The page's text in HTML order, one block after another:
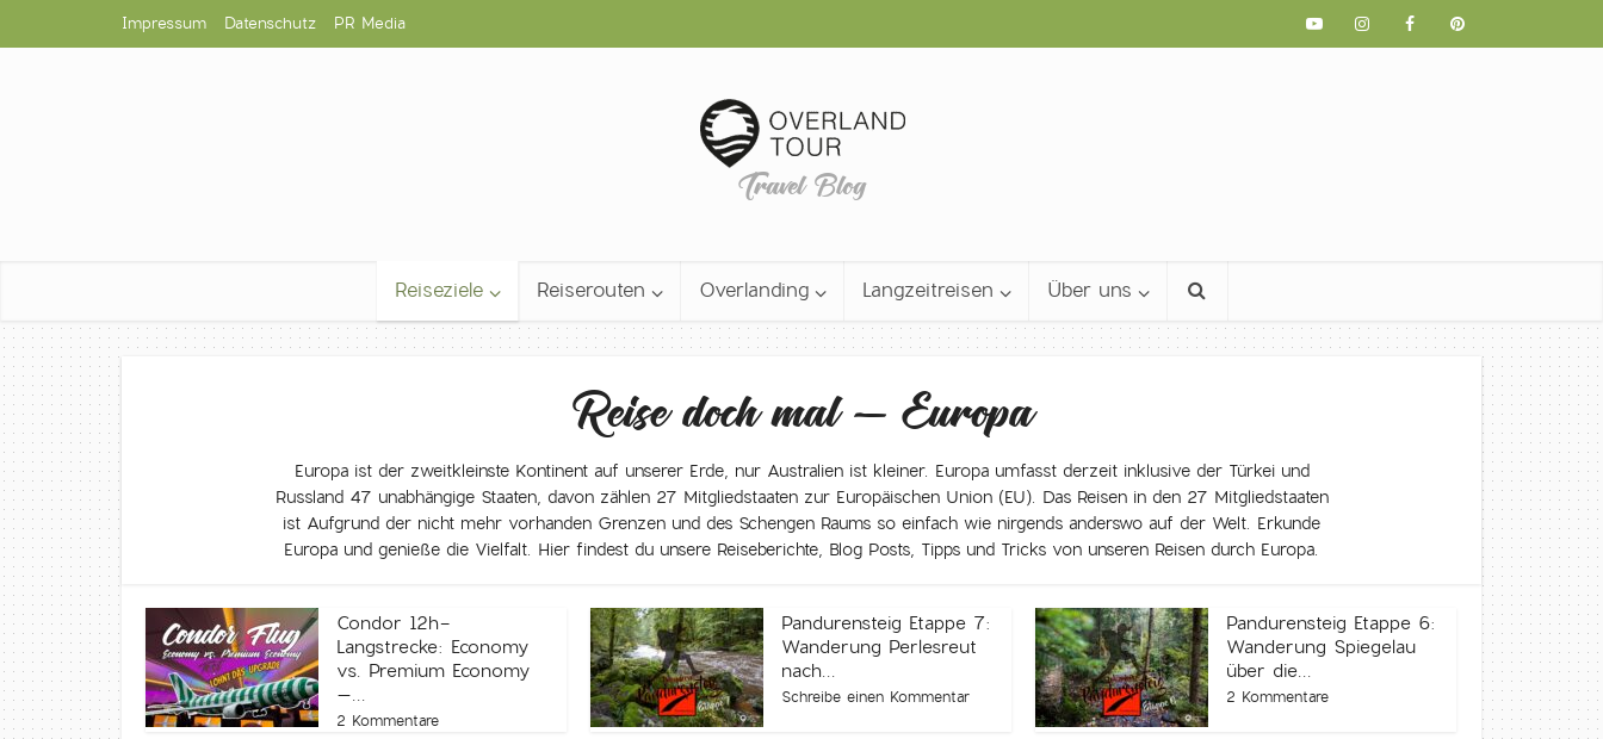
Impressum Datenschutz PR Media
Travel Blog
Reiseziele Reiserouten Overlanding Langzeitreisen Über uns
Reise doch mal – Europa
Europa ist der zweitkleinste Kontinent auf unserer Erde, nur Australien ist kleiner. Europa umfasst derzeit inklusive der Türkei und
Russland 47 unabhängige Staaten, davon zählen 27 Mitgliedstaaten zur Europäischen Union (EU). Das Reisen in den 27 Mitgliedstaaten
ist Aufgrund der nicht mehr vorhanden Grenzen und des Schengen Raums so einfach wie nirgends anderswo auf der Welt. Erkunde
Europa und genieße die Vielfalt. Hier findest du unsere Reiseberichte, Blog Posts, Tipps und Tricks von unseren Reisen durch Europa.
Condor 12h-
Langstrecke: Economy
vs. Premium Economy
–...
2 Kommentare
Pandurensteig Etappe 7:
Wanderung Perlesreut
nach...
Schreibe einen Kommentar
Pandurensteig Etappe 6:
Wanderung Spiegelau
über die...
2 Kommentare